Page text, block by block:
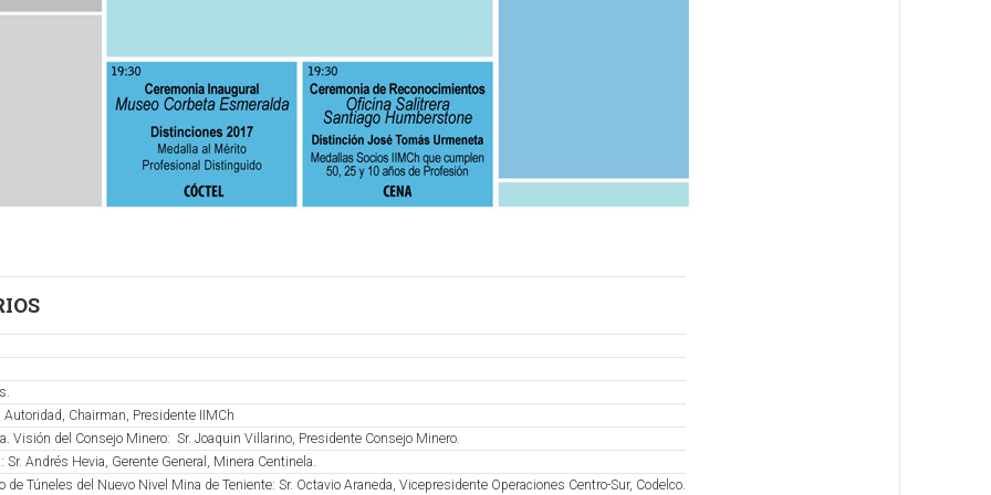
Chairman, Presidente IIMCh
Visión del Consejo Minero: Sr. Joaquin Villarino, Presidente Consejo Minero.
Andrés Hevia, Gerente General, Minera Centinela.
Túneles del Nuevo Nivel Mina de Teniente: Sr. Octavio Araneda, Vicepresidente Operaciones Centro-Sur, Codelco.